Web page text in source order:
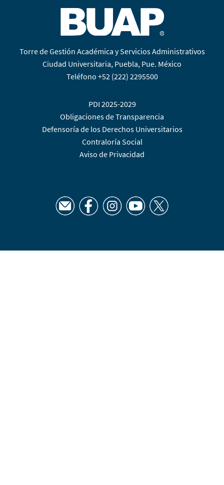
Torre de Gestión Académica y Servicios Administrativos
Ciudad Universitaria, Puebla, Pue. México
Teléfono +52 (222) 2295500
PDI 2025-2029
Obligaciones de Transparencia
Defensoría de los Derechos Universitarios
Contraloría Social
Aviso de Privacidad